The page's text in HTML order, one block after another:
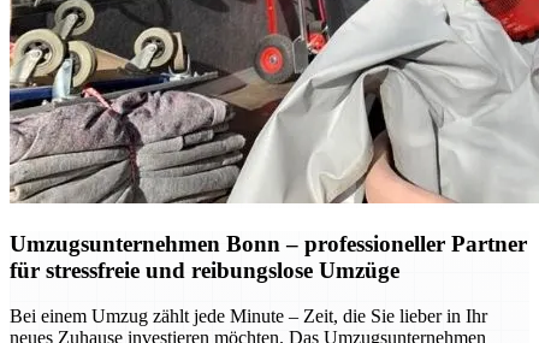
Umzugsunternehmen Bonn – professioneller Partner
für stressfreie und reibungslose Umzüge
Bei einem Umzug zählt jede Minute – Zeit, die Sie lieber in Ihr
neues Zuhause investieren möchten. Das Umzugsunternehmen